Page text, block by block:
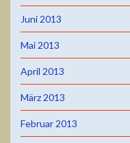
Juni 2013
Mai 2013
April 2013
März 2013
Februar 2013